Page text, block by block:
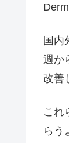
国内
週か
改善
これ
らう